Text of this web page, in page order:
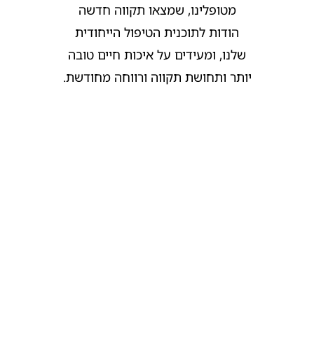
מטופלינו,שמצאו תקווה חדשה
הודות לתוכנית הטיפול הייחודית
ומעידים על איכות חיים טובה
יותר ותחושת תקווה ורווחה מחודשת.